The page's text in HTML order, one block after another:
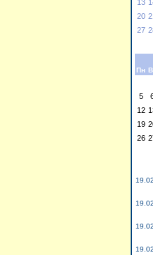
13
20
27
Пн
5
12
19
26